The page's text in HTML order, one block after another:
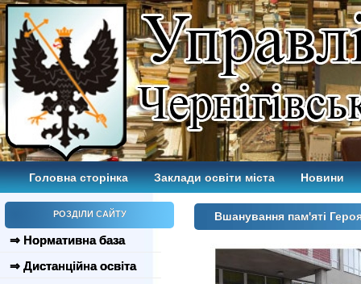
Головна сторінка Заклади освіти міста Новини
РОЗДІЛИ САЙТУ
⇒ Нормативна база
⇒ Дистанційна освіта
Вшанування пам'яті